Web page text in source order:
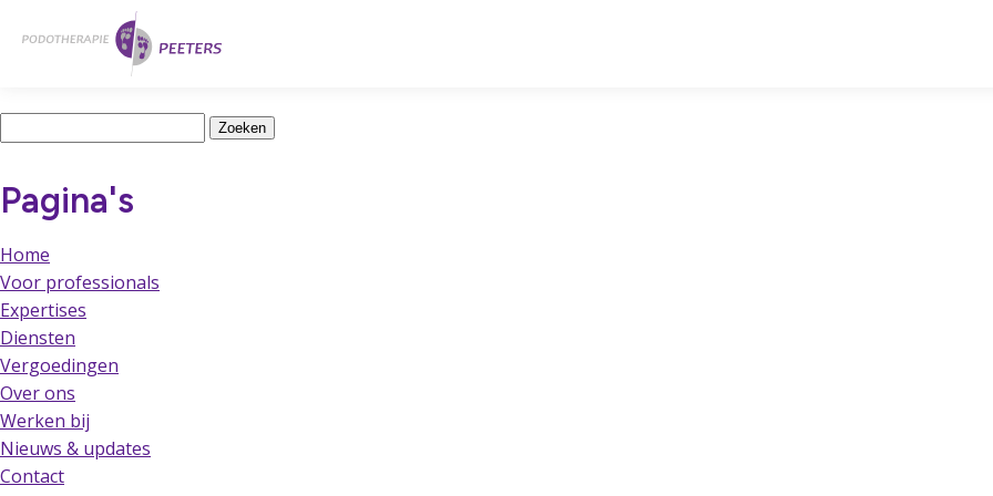
hoofdinhoud
Latest Posts
Pagina's
Home
Voor professionals
Expertises
Diensten
Vergoedingen
Over ons
Werken bij
Nieuws & updates
Contact